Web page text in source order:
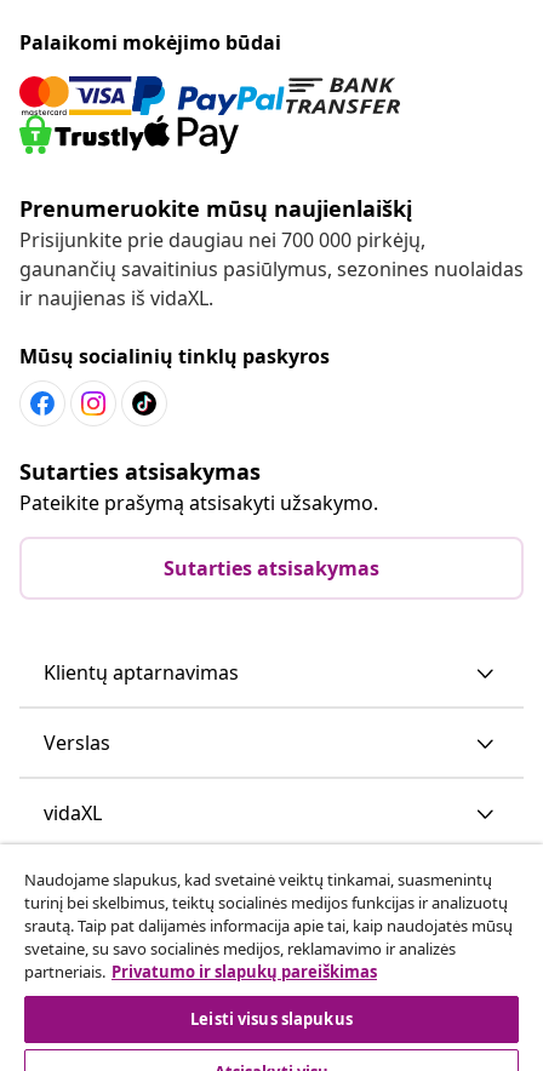
Palaikomi mokėjimo būdai
Prenumeruokite mūsų naujienlaiškį
Prisijunkite prie daugiau nei 700 000 pirkėjų,
gaunančių savaitinius pasiūlymus, sezonines nuolaidas
ir naujienas iš vidaXL.
Mūsų socialinių tinklų paskyros
Sutarties atsisakymas
Pateikite prašymą atsisakyti užsakymo.
Sutarties atsisakymas
Klientų aptarnavimas
Verslas
vidaXL
Atraskite daugiau
Naudojame slapukus, kad svetainė veiktų tinkamai, suasmenintų
turinį bei skelbimus, teiktų socialinės medijos funkcijas ir analizuotų
srautą. Taip pat dalijamės informacija apie tai, kaip naudojatės mūsų
svetaine, su savo socialinės medijos, reklamavimo ir analizės
partneriais. Privatumo ir slapukų pareiškimas
Leisti visus slapukus